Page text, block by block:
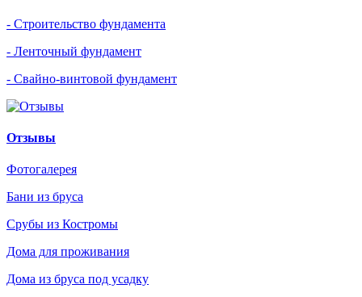
- Строительство фундамента
- Ленточный фундамент
- Свайно-винтовой фундамент
Отзывы
Фотогалерея
Бани из бруса
Срубы из Костромы
Дома для проживания
Дома из бруса под усадку